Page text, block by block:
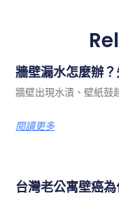
牆壁漏水怎麼辦
牆壁出現水漬、壁紙鼓
閱讀更多
台灣老公寓壁癌